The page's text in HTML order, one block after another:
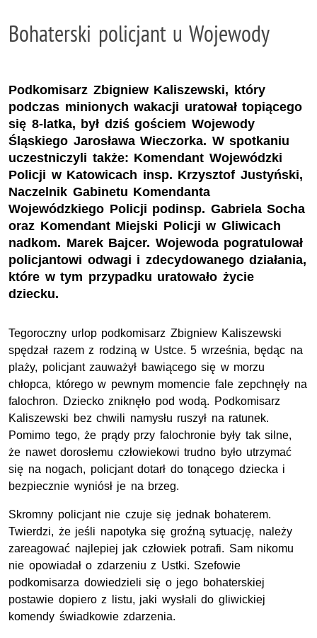
Bohaterski policjant u Wojewody
Podkomisarz Zbigniew Kaliszewski, który
podczas minionych wakacji uratował topiącego
się 8-latka, był dziś gościem Wojewody
Śląskiego Jarosława Wieczorka. W spotkaniu
uczestniczyli także: Komendant Wojewódzki
Policji w Katowicach insp. Krzysztof Justyński,
Naczelnik Gabinetu Komendanta
Wojewódzkiego Policji podinsp. Gabriela Socha
oraz Komendant Miejski Policji w Gliwicach
nadkom. Marek Bajcer. Wojewoda pogratulował
policjantowi odwagi i zdecydowanego działania,
które w tym przypadku uratowało życie
dziecku.
Tegoroczny urlop podkomisarz Zbigniew Kaliszewski
spędzał razem z rodziną w Ustce. 5 września, będąc na
plaży, policjant zauważył bawiącego się w morzu
chłopca, którego w pewnym momencie fale zepchnęły na
falochron. Dziecko zniknęło pod wodą. Podkomisarz
Kaliszewski bez chwili namysłu ruszył na ratunek.
Pomimo tego, że prądy przy falochronie były tak silne,
że nawet dorosłemu człowiekowi trudno było utrzymać
się na nogach, policjant dotarł do tonącego dziecka i
bezpiecznie wyniósł je na brzeg.
Skromny policjant nie czuje się jednak bohaterem.
Twierdzi, że jeśli napotyka się groźną sytuację, należy
zareagować najlepiej jak człowiek potrafi. Sam nikomu
nie opowiadał o zdarzeniu z Ustki. Szefowie
podkomisarza dowiedzieli się o jego bohaterskiej
postawie dopiero z listu, jaki wysłali do gliwickiej
komendy świadkowie zdarzenia.